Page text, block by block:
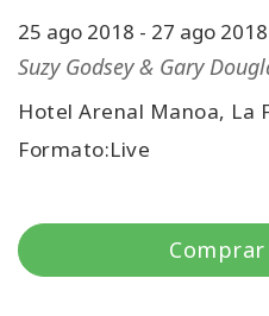
Access
Bars
Regiões
25 ago 2018 - 27 ago 2018
Suzy Godsey & Gary
Hotel Arenal Manoa, La
Formato:Live